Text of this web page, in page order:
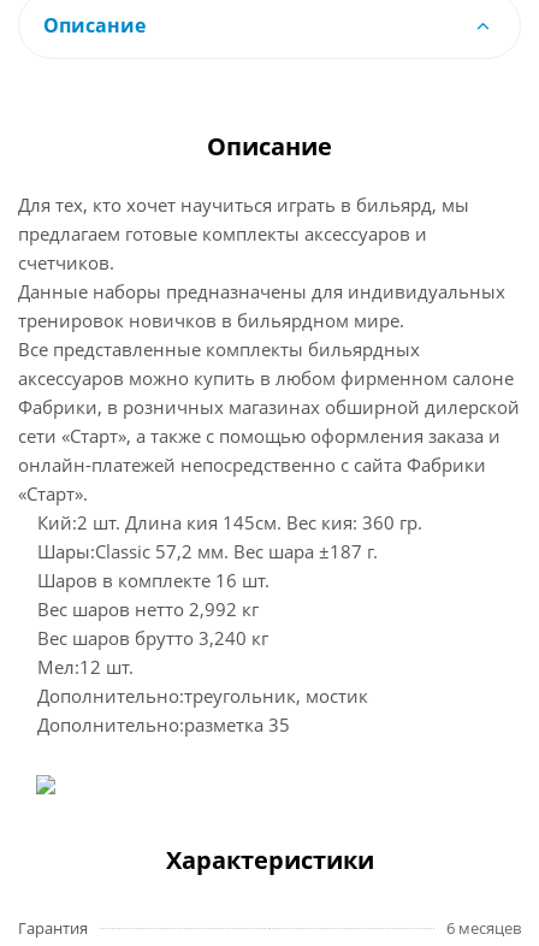
Описание
Описание
Для тех, кто хочет научиться играть в бильярд, мы
предлагаем готовые комплекты аксессуаров и
счетчиков.
Данные наборы предназначены для индивидуальных
тренировок новичков в бильярдном мире.
Все представленные комплекты бильярдных
аксессуаров можно купить в любом фирменном салоне
Фабрики, в розничных магазинах обширной дилерской
сети «Старт», а также с помощью оформления заказа и
онлайн-платежей непосредственно с сайта Фабрики
«Старт».
Кий:2 шт. Длина кия 145см. Вес кия: 360 гр.
Шары:Classic 57,2 мм. Вес шара ±187 г.
Шаров в комплекте 16 шт.
Вес шаров нетто 2,992 кг
Вес шаров брутто 3,240 кг
Мел:12 шт.
Дополнительно:треугольник, мостик
Дополнительно:разметка 35
Характеристики
Гарантия 6 месяцев